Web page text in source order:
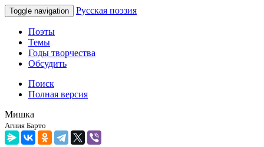
Toggle navigation Русская поэзия
Поэты
Темы
Годы творчества
Обсудить
Поиск
Полная версия
Мишка
Агния Барто